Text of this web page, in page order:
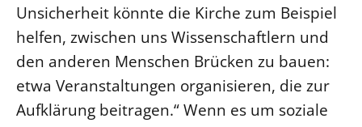
Unsicherheit könnte die Kirche zum Beispiel
helfen, zwischen uns Wissenschaftlern und
den anderen Menschen Brücken zu bauen:
etwa Veranstaltungen organisieren, die zur
Aufklärung beitragen.“ Wenn es um soziale
Klimaschutzgesetz
Kunstreferat
NKVK
Öffentlichkeitsarbeit
Personalausschuss